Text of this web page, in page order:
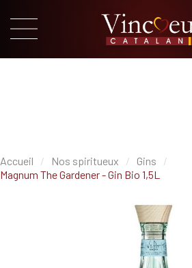
Accueil Nos spiritueux
Gins
Magnum The Gardener - Gin Bio 1,5L